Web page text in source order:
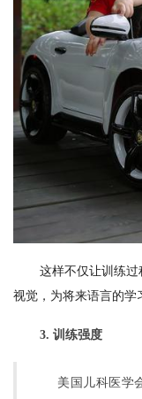
这样不仅让训练
视觉，为将来语言的学
3. 训练强度
美国儿科医学